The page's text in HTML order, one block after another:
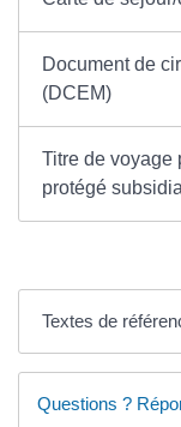
Document de
(DCEM)
Titre de voyage
protégé
Textes de
Questions ?